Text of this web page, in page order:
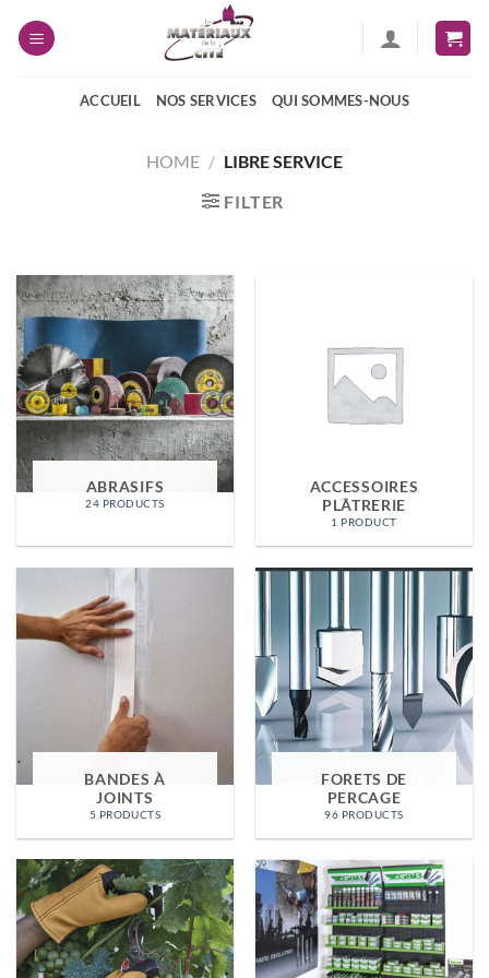
ACCUEIL NOS SERVICES QUI SOMMES-NOUS
HOME / LIBRE SERVICE
FILTER
ABRASIFS
24 PRODUCTS
ACCESSOIRES
PLÂTRERIE
1 PRODUCT
BANDES À
JOINTS
5 PRODUCTS
FORETS DE
PERCAGE
96 PRODUCTS